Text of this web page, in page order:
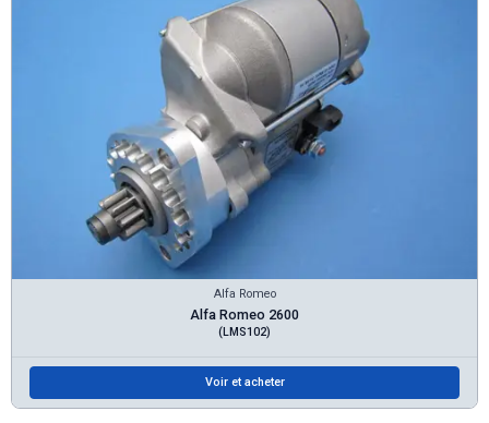
Alfa Romeo
Alfa Romeo 2600
(LMS102)
Voir et acheter